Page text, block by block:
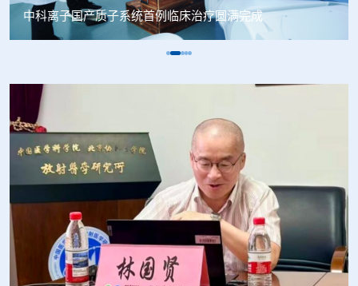
中科离子国产质子系统首例临床治疗圆满完成